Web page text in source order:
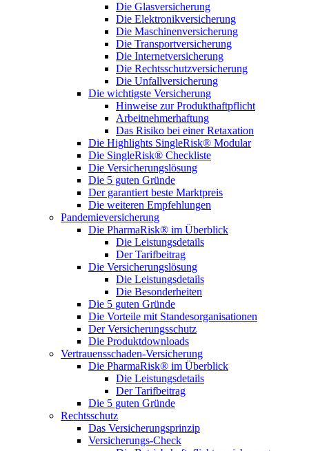
Die Glasversicherung
Die Elektronikversicherung
Die Maschinenversicherung
Die Transportversicherung
Die Internetversicherung
Die Rechtsschutzversicherung
Die Unfallversicherung
Die wichtigste Versicherung
Hinweise zur Produkthaftpflicht
Arbeitnehmerhaftung
Das Risiko bei einer Retaxation
Die Highlights SingleRisk® Modular
Die SingleRisk® Checkliste
Die Versicherungslösung
Die 5 guten Gründe
Der garantiert beste Marktpreis
Die weiteren Empfehlungen
Pandemieversicherung
Die PharmaRisk® im Überblick
Die Leistungsdetails
Der Tarifbeitrag
Die Versicherungslösung
Die Leistungsdetails
Die Besonderheiten
Die 5 guten Gründe
Die Vorteile mit Standesorganisationen
Der Versicherungsschutz
Die Produktdownloads
Vertrauensschaden-Versicherung
Die PharmaRisk® im Überblick
Die Leistungsdetails
Der Tarifbeitrag
Die 5 guten Gründe
Rechtsschutz
Das Versicherungsprinzip
Versicherungs-Check